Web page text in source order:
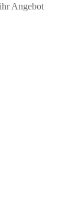
Angebot